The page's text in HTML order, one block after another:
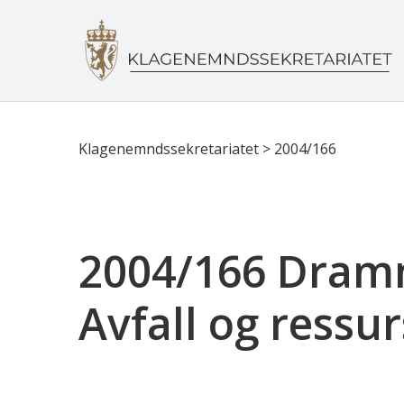
Klagenemndssekretariatet > 2004/166
2004/166
Avfall og